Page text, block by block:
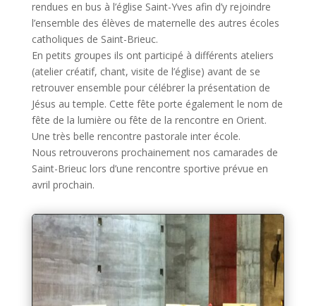
rendues en bus à l’église Saint-Yves afin d’y rejoindre
l’ensemble des élèves de maternelle des autres écoles
catholiques de Saint-Brieuc.
En petits groupes ils ont participé à différents ateliers
(atelier créatif, chant, visite de l’église) avant de se
retrouver ensemble pour célébrer la présentation de
Jésus au temple. Cette fête porte également le nom de
fête de la lumière ou fête de la rencontre en Orient.
Une très belle rencontre pastorale inter école.
Nous retrouverons prochainement nos camarades de
Saint-Brieuc lors d’une rencontre sportive prévue en
avril prochain.